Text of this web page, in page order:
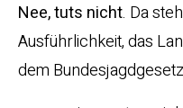
Nee, tuts nicht. Da
Ausführlichkeit, das
dem